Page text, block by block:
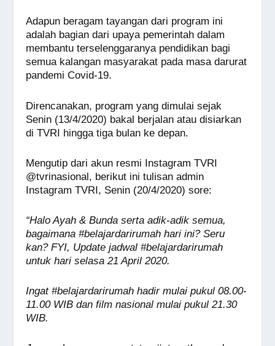
Adapun beragam tayangan dari program ini
adalah bagian dari upaya pemerintah dalam
membantu terselenggaranya pendidikan bagi
semua kalangan masyarakat pada masa darurat
pandemi Covid-19.
Direncanakan, program yang dimulai sejak
Senin (13/4/2020) bakal berjalan atau disiarkan
di TVRI hingga tiga bulan ke depan.
Mengutip dari akun resmi Instagram TVRI
@tvrinasional, berikut ini tulisan admin
Instagram TVRI, Senin (20/4/2020) sore:
“Halo Ayah & Bunda serta adik-adik semua,
bagaimana #belajardarirumah hari ini? Seru
kan? FYI, Update jadwal #belajardarirumah
untuk hari selasa 21 April 2020.
Ingat #belajardarirumah hadir mulai pukul 08.00-
11.00 WIB dan film nasional mulai pukul 21.30
WIB.